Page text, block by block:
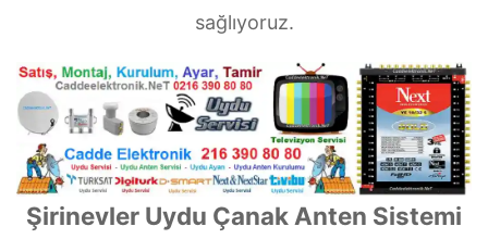
sağlıyoruz.
Şirinevler Uydu Çanak Anten Sistemi